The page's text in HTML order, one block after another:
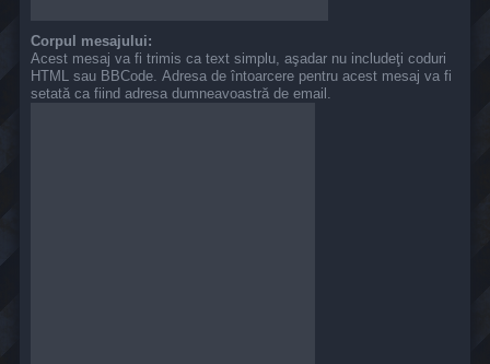
Corpul mesajului:
Acest mesaj va fi trimis ca text simplu, aşadar nu includeţi coduri
HTML sau BBCode. Adresa de întoarcere pentru acest mesaj va fi
setată ca fiind adresa dumneavoastră de email.